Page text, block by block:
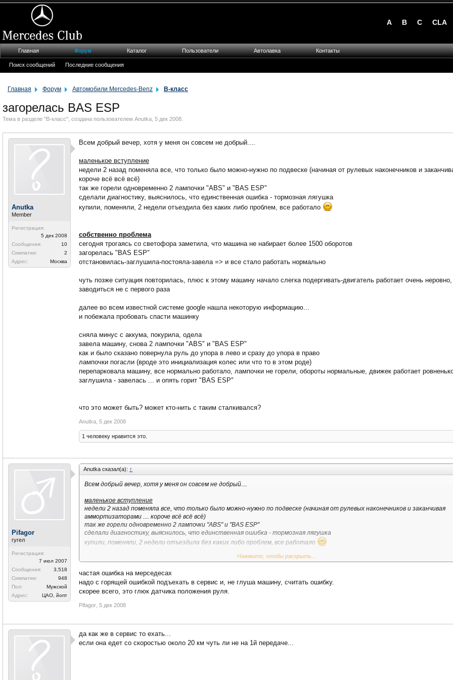
Главная Форум Автомобили Mercedes-Benz B-класс
загорелась BAS ESP
Тема в разделе "B-класс", создана пользователем Anutka 5 дек 2008
Anutka
Member
Регистрация:
5 дек 2008
Сообщения:
10
Симпатии:
2
Адрес:
Москва
Всем добрый вечер, хотя у меня он совсем не добрый....
маленькое вступление
недели 2 назад поменяла все, что только было можно-нужно по подвеске (начиная от рулевых наконечников и
короче всё всё всё)
так же горели одновременно 2 лампочки "ABS" и "BAS ESP"
сделали диагностику, выяснилось, что единственная ошибка - тормозная лягушка
купили, поменяли, 2 недели отъездила без каких либо проблем, все работало
собственно проблема
сегодня трогаясь со светофора заметила, что машина не набирает более 1500 оборотов
загорелась "BAS ESP"
отстановилась-заглушила-постояла-завела => и все стало работать нормально
чуть позже ситуация повторилась, плюс к этому машину начало слегка подергивать-двигатель работает очень
заводиться не с первого раза
далее во всем известной системе google нашла некоторую информацию...
и побежала пробовать спасти машинку
сняла минус с аккума, покурила, одела
завела машину, снова 2 лампочки "ABS" и "BAS ESP"
как и было сказано повернула руль до упора в лево и сразу до упора в право
лампочки погасли (вроде это инициализация колес или что то в этом роде)
перепарковала машину, все нормально работало, лампочки не горели, обороты нормальные, движек работает
заглушила - завелась ... и опять горит "BAS ESP"
что это может быть? может кто-нить с таким сталкивался?
Anutka 5 дек 2008
1 человеку нравится это.
Pifagor
гугел
Регистрация:
7 июл 2007
Сообщения:
3,518
Симпатии:
948
Пол:
Мужской
Адрес:
ЦАО, йопт
Anutka сказал(а): ↑
Всем добрый вечер, хотя у меня он совсем не добрый....
маленькое вступление
недели 2 назад поменяла все, что только было можно-нужно по подвеске (начиная от рулевых наконечников и заканчивая
аммортизаторами .... короче всё всё всё)
так же горели одновременно 2 лампочки "ABS" и "BAS ESP"
сделали диагностику, выяснилось, что единственная ошибка - тормозная лягушка
купили, поменяли, 2 недели отъездила без каких либо проблем, все работало
сегодня трогаясь со светофора заметила, что машина не набирает более 1500 оборотов
загорелась "BAS ESP"
отстановилась-заглушила-постояла-завела => и все стало работать нормально
чуть позже ситуация повторилась, плюс к этому машину начало слегка подергивать-двигатель работает очень неровно,
далее во всем известной системе google нашла некоторую информацию...
и побежала пробовать спасти машинку
Нажмите, чтобы раскрыть...
частая ошибка на мерседесах
надо с горящей ошибкой подъехать в сервис и, не глуша машину, считать ошибку.
скорее всего, это глюк датчика положения руля.
Pifagor 5 дек 2008
да как же в сервис то ехать...
если она едет со скоростью около 20 км чуть ли не на 1й передаче...
A B C CLA
Главная Форум
Поиск сообщений Последние сообщения
Каталог Пользователи Автолавка Контакты